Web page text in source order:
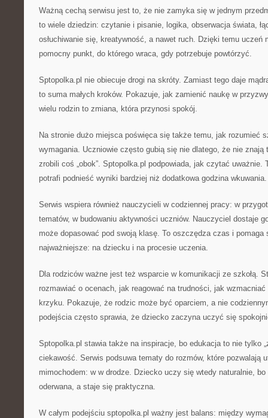
Ważną cechą serwisu jest to, że nie zamyka się w jednym
to wiele dziedzin: czytanie i pisanie, logika, obserwacja świata,
osłuchiwanie się, kreatywność, a nawet ruch. Dzięki temu uczeń
pomocny punkt, do którego wraca, gdy potrzebuje powtórzyć.
Sptopolka.pl nie obiecuje drogi na skróty. Zamiast tego daje
to suma małych kroków. Pokazuje, jak zamienić naukę w
wielu rodzin to zmiana, która przynosi spokój.
Na stronie dużo miejsca poświęca się także temu, jak rozumieć
wymagania. Uczniowie często gubią się nie dlatego, że nie
zrobili coś „obok”. Sptopolka.pl podpowiada, jak czytać uważnie.
potrafi podnieść wyniki bardziej niż dodatkowa godzina wkuwania.
Serwis wspiera również nauczycieli w codziennej pracy: w
tematów, w budowaniu aktywności uczniów. Nauczyciel dostaje
może dopasować pod swoją klasę. To oszczędza czas i
najważniejsze: na dziecku i na procesie uczenia.
Dla rodziców ważne jest też wsparcie w komunikacji ze szkołą.
rozmawiać o ocenach, jak reagować na trudności, jak
krzyku. Pokazuje, że rodzic może być oparciem, a nie
podejścia często sprawia, że dziecko zaczyna uczyć się
Sptopolka.pl stawia także na inspiracje, bo edukacja to nie tylko
ciekawość. Serwis podsuwa tematy do rozmów, które pozwalają
mimochodem: w w drodze. Dziecko uczy się wtedy naturalnie,
oderwana, a staje się praktyczna.
W całym podejściu sptopolka.pl ważny jest balans: między